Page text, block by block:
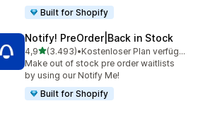
Built for Shopify
Notify! PreOrder|Back in Stock
4,9von 5 Sternen
(3.493)
3493 Rezensionen insgesamt
•
Kostenloser Plan verfügbar
Make out of stock pre order waitlists
by using our Notify Me!
Built for Shopify